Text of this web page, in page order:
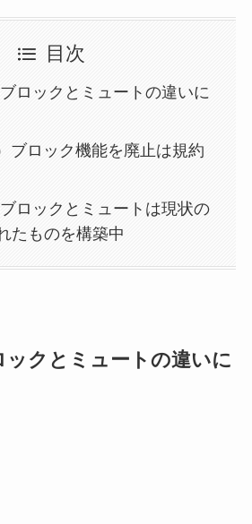
目次
ロックとミュートの違いに
ブロック機能を廃止は規約
ロックとミュートは現状の
たものを構築中
ックとミュートの違いに